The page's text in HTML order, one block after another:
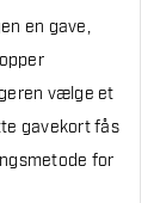
en gave,
vælge et
gavekort fås
for